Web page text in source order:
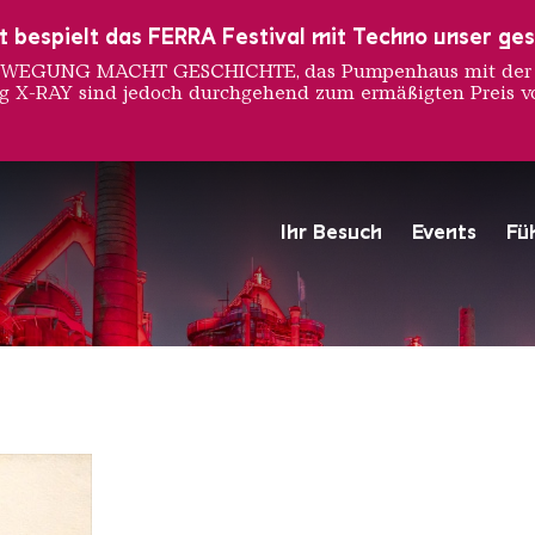
Ihr Besuch Events
Hochofengruppe in Rot
Copyright: Weltkulturerbe
bespielt das FERRA Festival mit Techno unser
MACHT GESCHICHTE, das Pumpenhaus mit
RAY sind jedoch durchgehend zum ermäßigten Preis